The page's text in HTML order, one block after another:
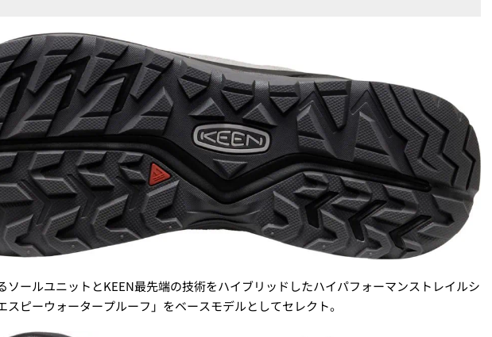
ソールユニットとKEEN最先端の技術をハイブリッドしたハイパフォーマンストレイルシ
スピーウォータープルーフ」をベースモデルとしてセレクト。